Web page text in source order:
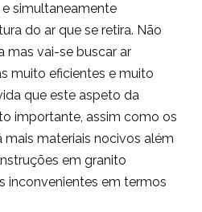
simultaneamente
do ar que se retira. Não
mas vai-se buscar ar
muito eficientes e muito
que este aspeto da
importante, assim como os
mais materiais nocivos além
em granito
inconvenientes em termos